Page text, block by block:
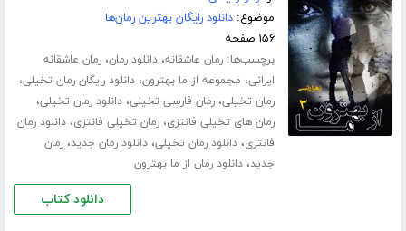
موضوع:دانلود رایگان بهترین رمان‌ها
۱۵۶ صفحه
برچسب‌ها:رمان عاشقانه،دانلود رمان،رمان عاشقانه
ایرانی، مجموعه از ما بهترون،دانلود رایگان رمان تخیلی،
رمان تخیلی،رمان فارسی تخیلی،دانلود رمان تخیلی،
رمان های تخیلی فانتزی،رمان تخیلی فانتزی،دانلود رمان
فانتزی،دانلود رمان تخیلی،دانلود رمان جدید،رمان
جدید،دانلود رمان از ما بهترون
دانلود کتاب